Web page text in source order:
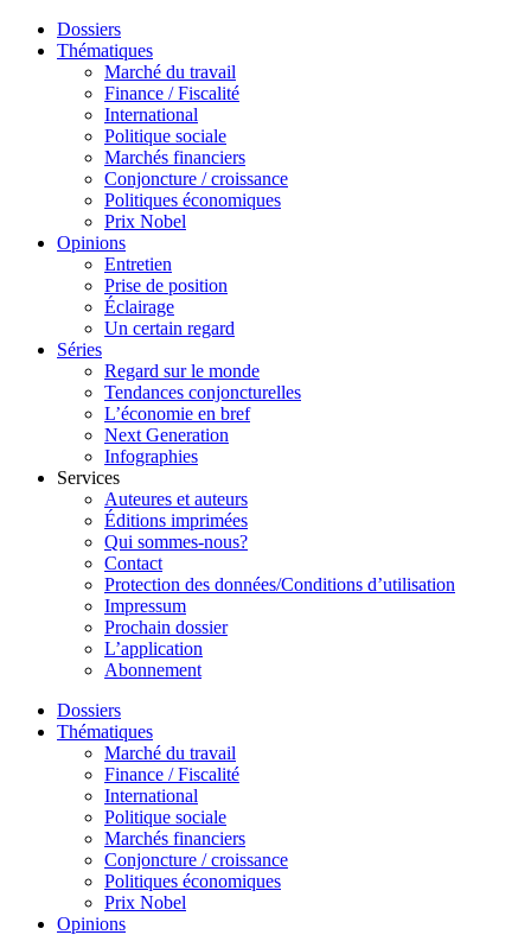
Dossiers
Thématiques
Marché du travail
Finance / Fiscalité
International
Politique sociale
Marchés financiers
Conjoncture / croissance
Politiques économiques
Prix Nobel
Opinions
Entretien
Prise de position
Éclairage
Un certain regard
Séries
Regard sur le monde
Tendances conjoncturelles
L’économie en bref
Next Generation
Infographies
Services
Auteures et auteurs
Éditions imprimées
Qui sommes-nous?
Contact
Protection des données/Conditions d’utilisation
Impressum
Prochain dossier
L’application
Abonnement
Dossiers
Thématiques
Marché du travail
Finance / Fiscalité
International
Politique sociale
Marchés financiers
Conjoncture / croissance
Politiques économiques
Prix Nobel
Opinions